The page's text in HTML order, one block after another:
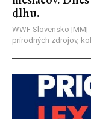
dlhu.
WWF Slovensko
prírodných zdrojov,